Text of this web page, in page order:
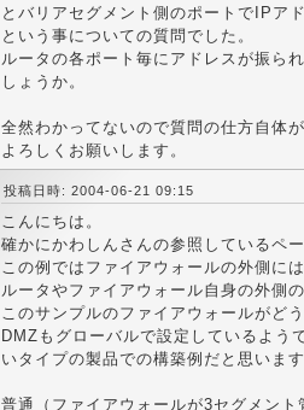
とバリアセグメント側のポートでIPア
という事についての質問でした。
ルータの各ポート毎にアドレスが振ら
しょうか。
全然わかってないので質問の仕方自体
よろしくお願いします。
投稿日時: 2004-06-21 09:15
こんにちは。
確かにかわしんさんの参照しているペ
この例ではファイアウォールの外側に
ルータやファイアウォール自身の外側
このサンプルのファイアウォールがど
DMZもグローバルで設定しているよう
いタイプの製品での構築例だと思います
普通（ファイアウォールが3セグメン